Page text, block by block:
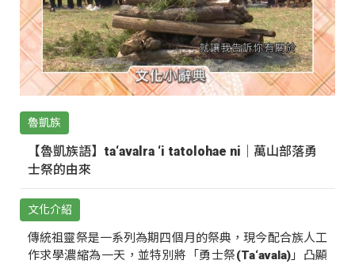
魯凱族
【魯凱族語】ta‘avalra ‘i tatolohae ni｜萬山部落勇
士祭的由來
文化介紹
傳統祖靈祭是一系列為期四個月的祭典，現今配合族人工
作求學濃縮為一天，並特別將「勇士祭(Ta‘avala)」凸顯